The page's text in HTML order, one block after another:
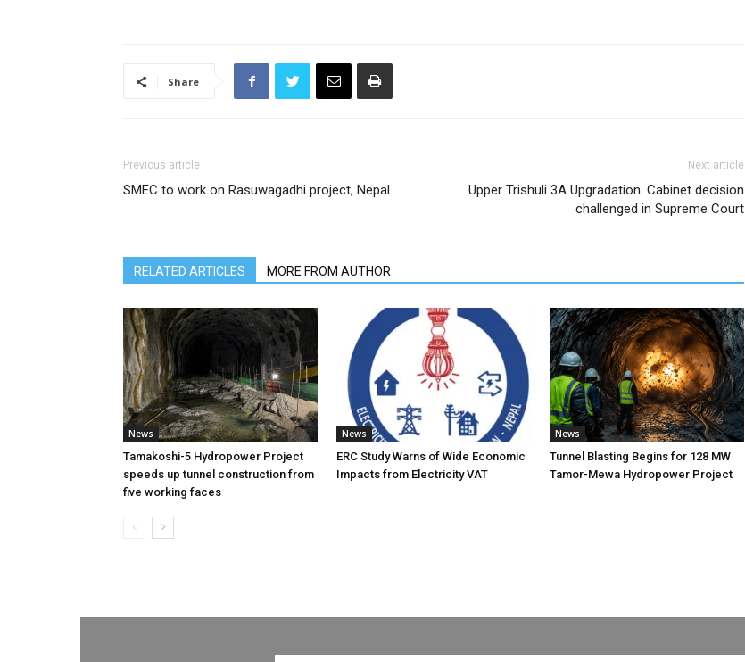
Share
Previous article
SMEC to work on Rasuwagadhi project, Nepal
Next article
Upper Trishuli 3A Upgradation: Cabinet decision
challenged in Supreme Court
RELATED ARTICLES MORE FROM AUTHOR
News
Tamakoshi-5 Hydropower Project
speeds up tunnel construction from
five working faces
News
ERC Study Warns of Wide Economic
Impacts from Electricity VAT
News
Tunnel Blasting Begins for 128 MW
Tamor-Mewa Hydropower Project